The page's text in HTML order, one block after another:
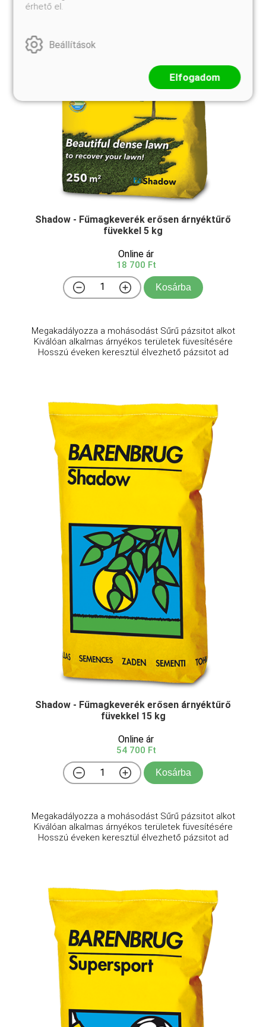
Shadow - Fűmagkeverék erősen árnyéktűrő
füvekkel 5 kg
Online ár
18 700 Ft
Kosárba
Megakadályozza a mohásodást Sűrű pázsitot alkot
Kiválóan alkalmas árnyékos területek füvesítésére
Hosszú éveken keresztül élvezhető pázsitot ad
Shadow - Fűmagkeverék erősen árnyéktűrő
füvekkel 15 kg
Online ár
54 700 Ft
Kosárba
Megakadályozza a mohásodást Sűrű pázsitot alkot
Kiválóan alkalmas árnyékos területek füvesítésére
Hosszú éveken keresztül élvezhető pázsitot ad
érhető el.
Beállítások
Elfogadom